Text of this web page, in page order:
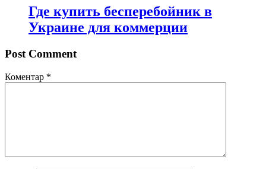
Где купить бесперебойник в
Украине для коммерции
Post Comment
Коментар *